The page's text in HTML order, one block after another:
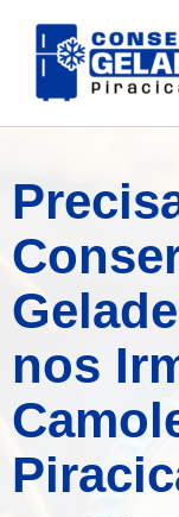
para
nos